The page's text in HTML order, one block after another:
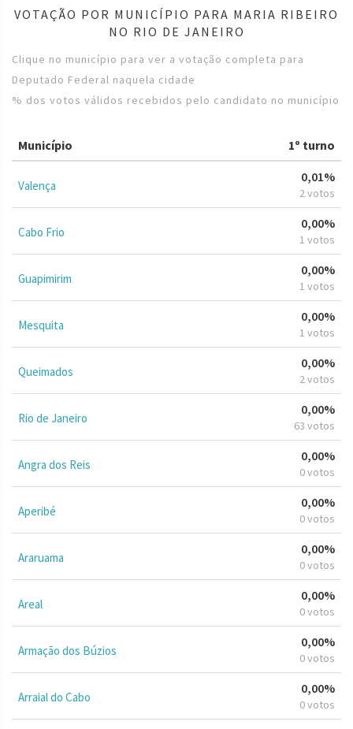
VOTAÇÃO POR MUNICÍPIO PARA MARIA RIBEIRO
NO RIO DE JANEIRO
Clique no município para ver a votação completa para
Deputado Federal naquela cidade
% dos votos válidos recebidos pelo candidato no município
Município 1º turno
Valença
0,01%
2 votos
Cabo Frio
0,00%
1 votos
Guapimirim
0,00%
1 votos
Mesquita
0,00%
1 votos
Queimados
0,00%
2 votos
Rio de Janeiro
0,00%
63 votos
Angra dos Reis
0,00%
0 votos
Aperibé
0,00%
0 votos
Araruama
0,00%
0 votos
Areal
0,00%
0 votos
Armação dos Búzios
0,00%
0 votos
Arraial do Cabo
0,00%
0 votos